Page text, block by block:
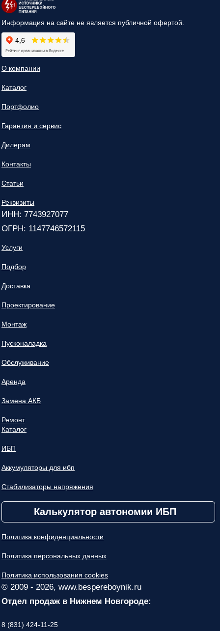
Информация на сайте не является публичной офертой.
О компании
Каталог
Портфолио
Гарантия и сервис
Дилерам
Контакты
Статьи
Реквизиты
ИНН: 7743927077
ОГРН: 1147746572115
Услуги
Подбор
Доставка
Проектирование
Монтаж
Пусконаладка
Обслуживание
Аренда
Замена АКБ
Ремонт
Каталог
ИБП
Аккумуляторы для ибп
Стабилизаторы напряжения
Калькулятор автономии ИБП
Политика конфиденциальности
Политика персональных данных
Политика использования cookies
© 2009 - 2026, www.bespereboynik.ru
Отдел продаж в Нижнем Новгороде:
8 (831) 424-11-25